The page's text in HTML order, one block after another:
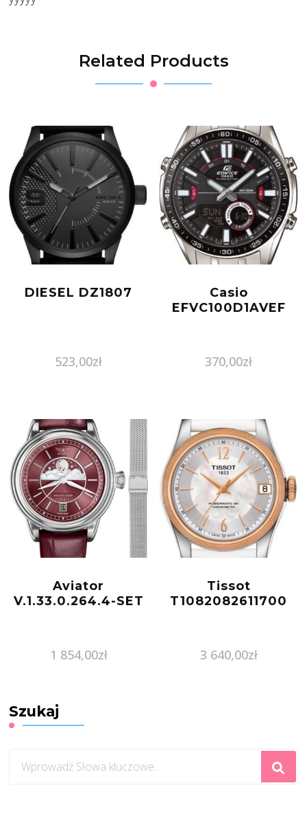
Related Products
DIESEL DZ1807
523,00zł
Casio
EFVC100D1AVEF
370,00zł
Aviator
V.1.33.0.264.4-SET
1 854,00zł
Tissot
T1082082611700
3 640,00zł
Szukaj
czegoś?